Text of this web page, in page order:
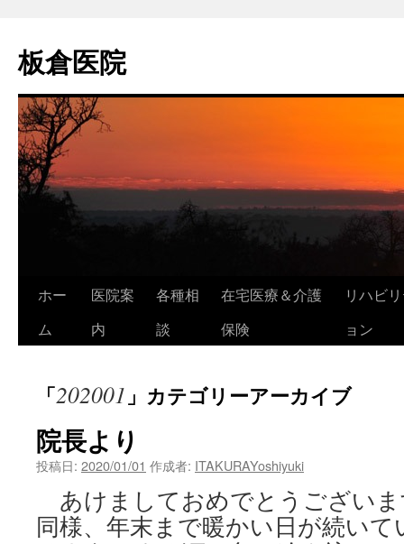
テ
ン
へ
ス
キ
ッ
プ
板倉医院
ホー
ム
医院案
内
各種相
談
在宅医療＆介護
保険
リハビ
ョン
「202001 」カテゴリーアーカイブ
院長より
投稿日: 2020/01/01 作成者: ITAKURAYoshiyuki
あけましておめでとうござい
同様、年末まで暖かい日が続い